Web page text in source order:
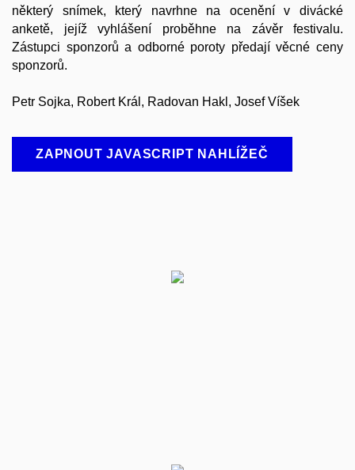
některý snímek, který navrhne na ocenění v divácké
anketě, jejíž vyhlášení proběhne na závěr festivalu.
Zástupci sponzorů a odborné poroty předají věcné ceny
sponzorů.
Petr Sojka, Robert Král, Radovan Hakl, Josef Víšek
ZAPNOUT JAVASCRIPT NAHLÍŽEČ